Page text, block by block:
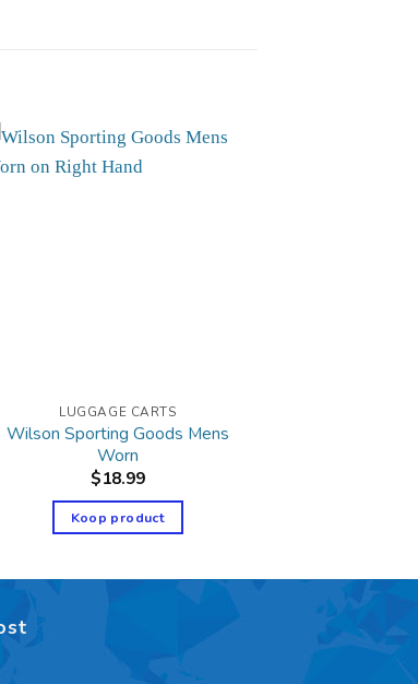
LUGGAGE CARTS
Wilson Sporting Goods Mens
Worn
$18.99
Koop product